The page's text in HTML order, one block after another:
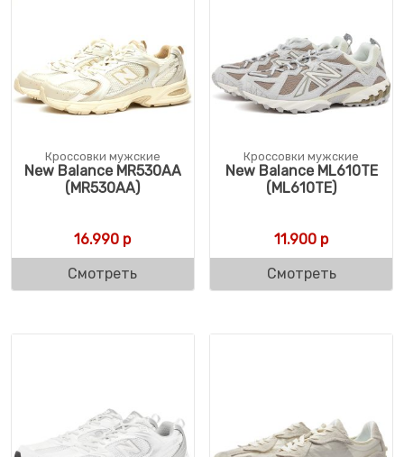
Кроссовки мужские
New Balance MR530AA
(MR530AA)
16.990 р
Смотреть
Кроссовки мужские
New Balance ML610TE
(ML610TE)
11.900 р
Смотреть